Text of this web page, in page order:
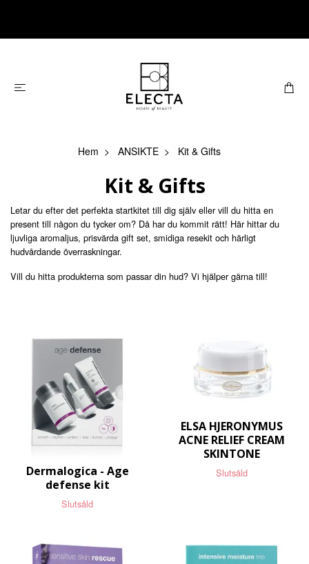
Hem ANSIKTE Kit & Gifts
Kit & Gifts
Letar du efter det perfekta startkitet till dig själv eller vill du hitta en
present till någon du tycker om? Då har du kommit rätt! Här hittar du
ljuvliga aromaljus, prisvärda gift set, smidiga resekit och härligt
hudvårdande överraskningar.
Vill du hitta produkterna som passar din hud? Vi hjälper gärna till!
Dermalogica - Age
defense kit
Slutsåld
ELSA HJERONYMUS
ACNE RELIEF CREAM
SKINTONE
Slutsåld